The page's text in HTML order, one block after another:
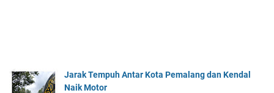
Jarak Tempuh Antar Kota Pemalang dan Kendal
Naik Motor